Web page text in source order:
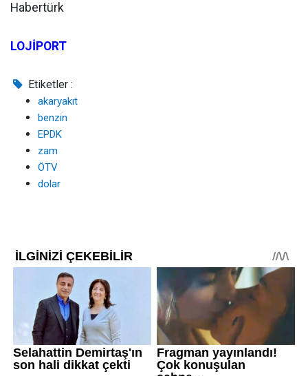
Habertürk
LOJİPORT
Etiketler :
akaryakıt
benzin
EPDK
zam
ÖTV
dolar